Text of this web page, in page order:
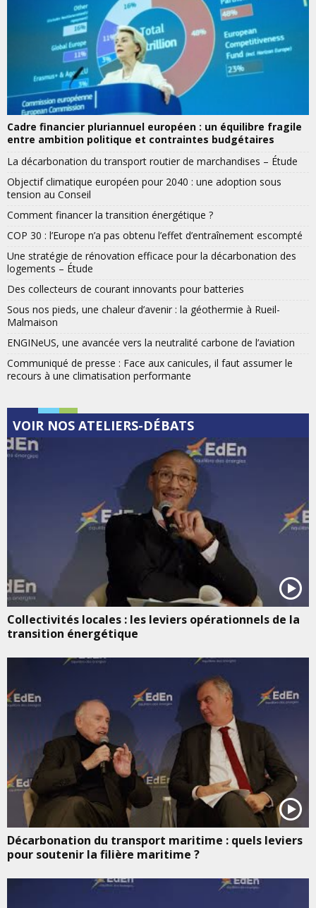
Cadre financier pluriannuel européen : un équilibre fragile
entre ambition politique et contraintes budgétaires
La décarbonation du transport routier de marchandises – Étude
Objectif climatique européen pour 2040 : une adoption sous
tension au Conseil
Comment financer la transition énergétique ?
COP 30 : l’Europe n’a pas obtenu l’effet d’entraînement escompté
Une stratégie de rénovation efficace pour la décarbonation des
logements – Étude
Des collecteurs de courant innovants pour batteries
Sous nos pieds, une chaleur d’avenir : la géothermie à Rueil-
Malmaison
ENGINeUS, une avancée vers la neutralité carbone de l’aviation
Communiqué de presse : Face aux canicules, il faut assumer le
recours à une climatisation performante
VOIR NOS ATELIERS-DÉBATS
Collectivités locales : les leviers opérationnels de la
transition énergétique
Décarbonation du transport maritime : quels leviers
pour soutenir la filière maritime ?